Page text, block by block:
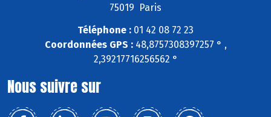
75019 Paris
Téléphone : 01 42 08 72 23
Coordonnées GPS :48,8757308397257 ° ,
2,39217716256562 °
Nous suivre sur